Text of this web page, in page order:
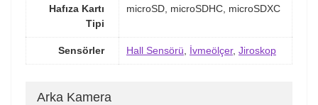
Hafıza Kartı
Tipi
microSD, microSDHC, microSDXC
Sensörler Hall Sensörü İvmeölçer, Jiroskop
Arka Kamera